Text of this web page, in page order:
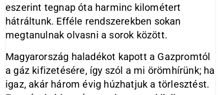
eszerint tegnap óta harminc kilométert
hátráltunk. Efféle rendszerekben sokan
megtanulnak olvasni a sorok között.
Magyarország haladékot kapott a Gazpromtól
a gáz kifizetésére, így szól a mi örömhírünk; ha
igaz, akár három évig húzhatjuk a törlesztést.